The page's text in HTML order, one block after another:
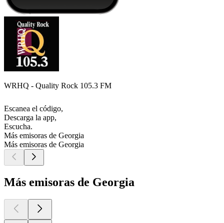
WRHQ - Quality Rock 105.3 FM
Escanea el código,
Descarga la app,
Escucha.
Más emisoras de Georgia
Más emisoras de Georgia
Más emisoras de Georgia